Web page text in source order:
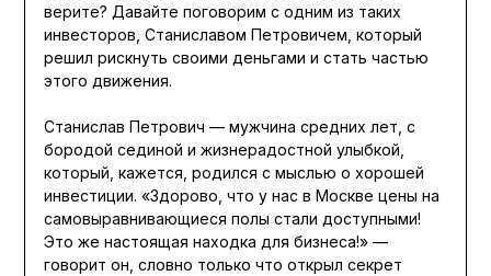
верите? Давайте поговорим с одним из таких
инвесторов, Станиславом Петровичем, который
решил рискнуть своими деньгами и стать частью
этого движения.
Станислав Петрович — мужчина средних лет, с
бородой сединой и жизнерадостной улыбкой,
который, кажется, родился с мыслью о хорошей
инвестиции. «Здорово, что у нас в Москве цены на
самовыравнивающиеся полы стали доступными!
Это же настоящая находка для бизнеса!» —
говорит он, словно только что открыл секрет